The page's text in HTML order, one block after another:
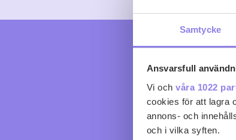
Samtycke
Ansvarsfull
Vi och våra 1022
cookies för att lagra
annons- och
och i vilka syften.